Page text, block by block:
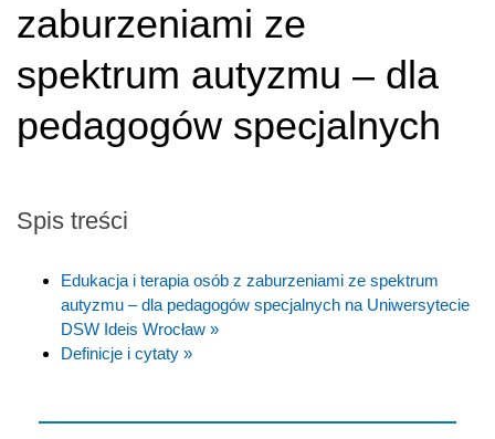
zaburzeniami ze
spektrum autyzmu – dla
pedagogów specjalnych
Spis treści
Edukacja i terapia osób z zaburzeniami ze spektrum
autyzmu – dla pedagogów specjalnych na Uniwersytecie
DSW Ideis Wrocław »
Definicje i cytaty »